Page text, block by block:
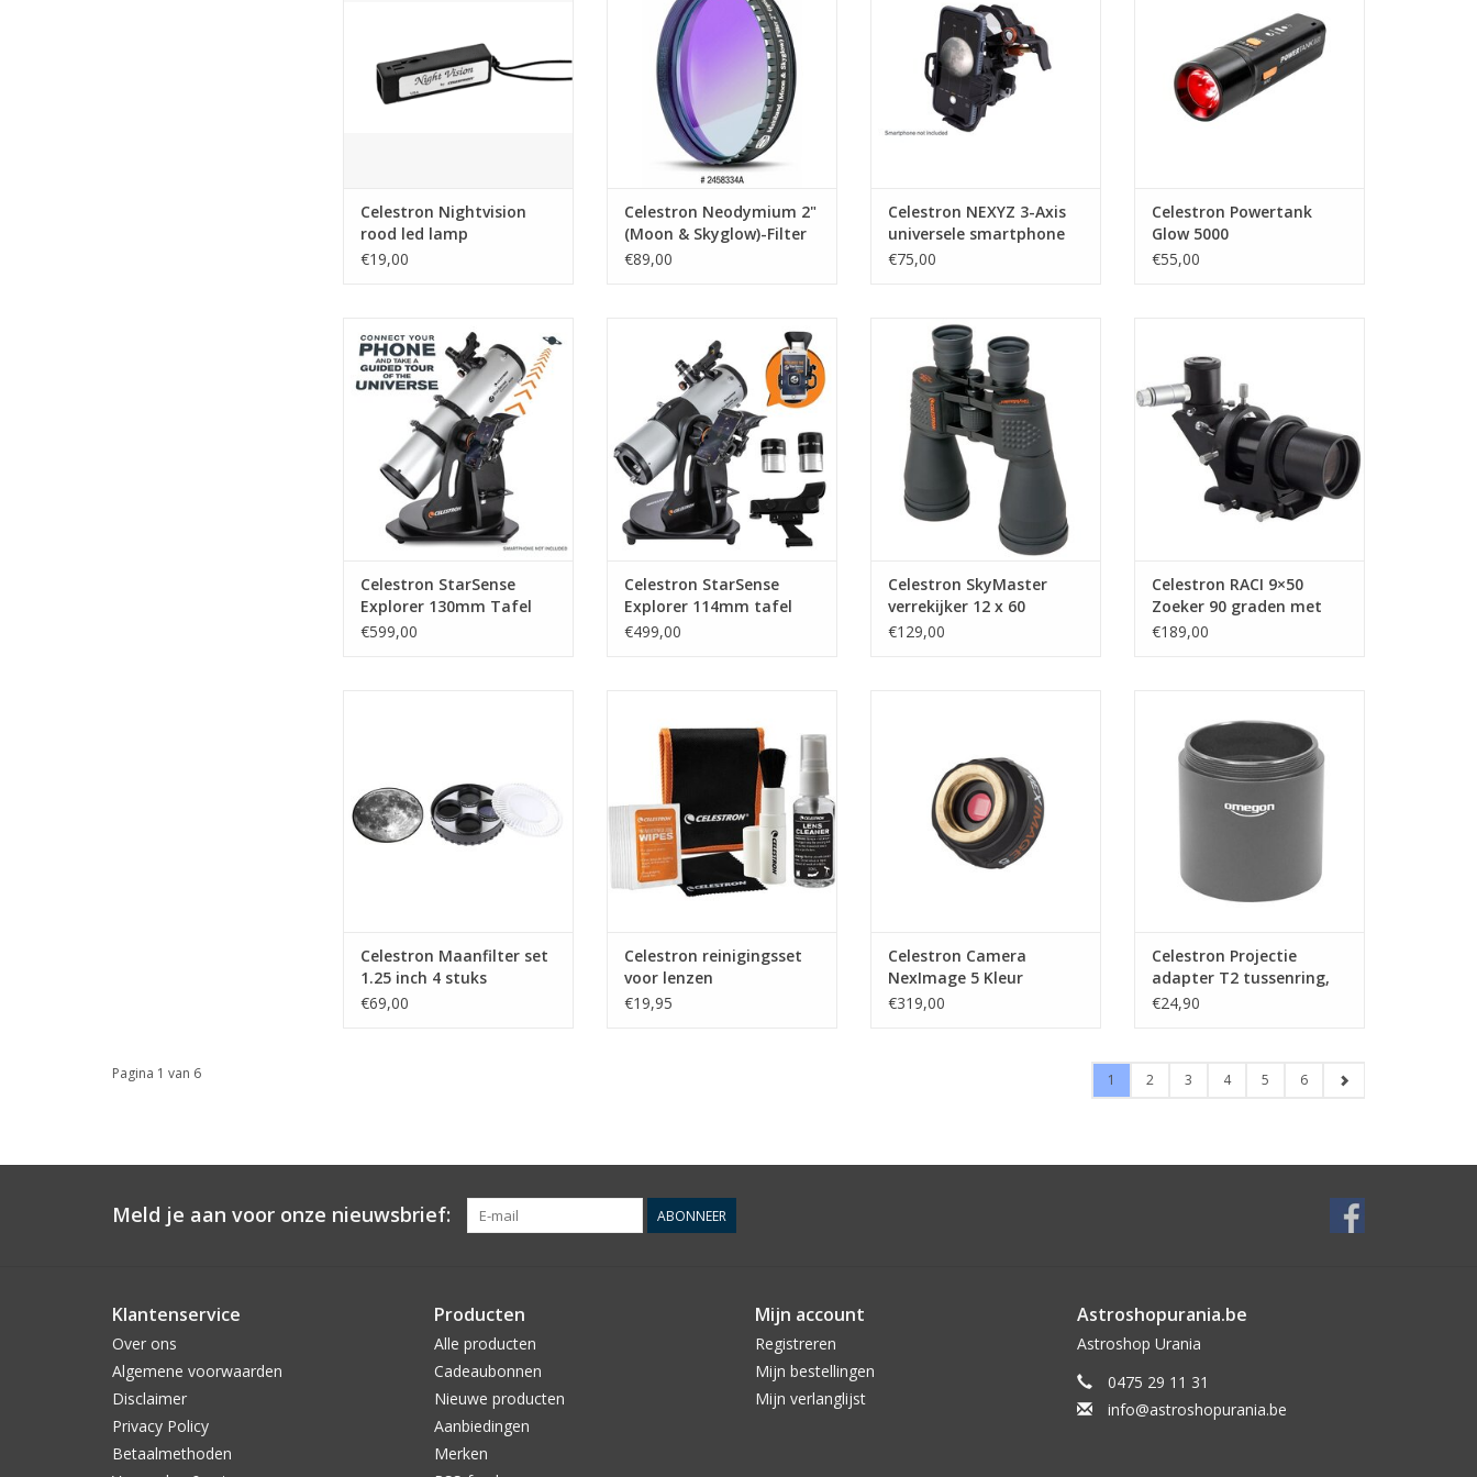
Celestron Nightvision
rood led lamp
€19,00
TOEVOEGEN AAN WINKELWAGEN
Celestron Neodymium 2"
(Moon & Skyglow)-Filter
€89,00
TOEVOEGEN AAN WINKELWAGEN
Celestron NEXYZ 3-Axis
universele smartphone
adapter
€75,00
Celestron Powertank
Glow 5000
€55,00
Celestron StarSense Explorer
130mm Tafel Dobson Telescoop
TOEVOEGEN AAN WINKELWAGEN
Celestron StarSense
Explorer 130mm Tafel
Dobson Telescoop
€599,00
Celestron StarSense Explorer
114mm tafel dobson telescoop
TOEVOEGEN AAN WINKELWAGEN
Celestron StarSense
Explorer 114mm tafel
dobson telescoop
€499,00
Celestron SkyMaster verrekijker
12 x 60
TOEVOEGEN AAN WINKELWAGEN
Celestron SkyMaster
verrekijker 12 x 60
€129,00
TOEVOEGEN AAN WINKELWAGEN
Celestron RACI 9×50
Zoeker 90 graden met
bracket
€189,00
Celestron Maanfilter set
1.25 inch 4 stuks
€69,00
TOEVOEGEN AAN WINKELWAGEN
Celestron reinigingsset
voor lenzen
€19,95
TOEVOEGEN AAN WINKELWAGEN
Celestron Camera
NexImage 5 Kleur
€319,00
tussenring, 40mm, T2i/T2a
TOEVOEGEN AAN WINKELWAGEN
Celestron Projectie
adapter T2 tussenring,
40mm, T2i/T2a
€24,90
Pagina 1 van 6 1 2 3 4 5 6
Meld je aan voor onze nieuwsbrief: ABONNEER
Klantenservice
Over ons
Algemene voorwaarden
Disclaimer
Privacy Policy
Betaalmethoden
Producten
Alle producten
Cadeaubonnen
Nieuwe producten
Aanbiedingen
Merken
Mijn account
Registreren
Mijn bestellingen
Mijn verlanglijst
Astroshopurania.be
Astroshop Urania
0475 29 11 31
info@astroshopurania.be